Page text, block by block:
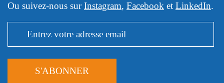
Ou suivez-nous surInstagram, Facebook et LinkedIn.